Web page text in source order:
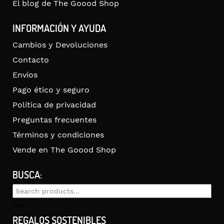
El blog de The Goood Shop
INFORMACIÓN Y AYUDA
Cambios y Devoluciones
Contacto
Envíos
Pago ético y seguro
Política de privacidad
Preguntas frecuentes
Términos y condiciones
Vende en The Goood Shop
BUSCA:
Search
REGALOS SOSTENIBLES